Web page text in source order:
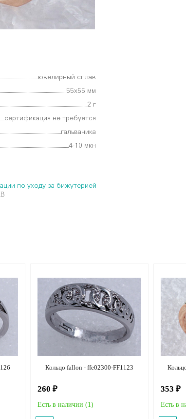
ювелирный сплав
55х55 мм
2 г
сертификация не требуется
гальваника
4-10 мкн
по уходу за бижутерией
Кольцо fallon - ffe02300-FF1123
260 ₽
Есть в наличии (1)
353 ₽
Есть в